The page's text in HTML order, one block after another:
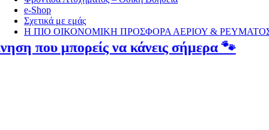
e-Shop
Σχετικά με εμάς
Η ΠΙΟ ΟΙΚΟΝΟΜΙΚΗ ΠΡΟΣΦΟΡΑ ΑΕΡΙΟΥ &
να κάνεις σήμερα 🐾